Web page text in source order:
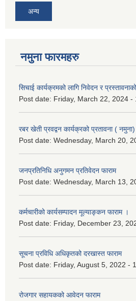
अन्य
नमुना फारमहरु
सिचाई कार्यक्रमको लागि निवेदन र
Post date: Friday, March 22, 2024 -
रबर खेती प्रवद्वन कार्यक्रको प्रतावना ( नमुना)
Post date: Wednesday, March 20,
जनप्रतिनिधि अनुगमन प्रतिवेदन फाराम
Post date: Wednesday, March 13,
कर्मचारीको कार्यसम्पादन मूल्याङ्कन फाराम ।
Post date: Friday, December 23,
सूचना प्रविधि अधिकृतको दरखास्त फाराम
Post date: Friday, August 5, 2022 -
रोजगार सहायकको आवेदन फाराम